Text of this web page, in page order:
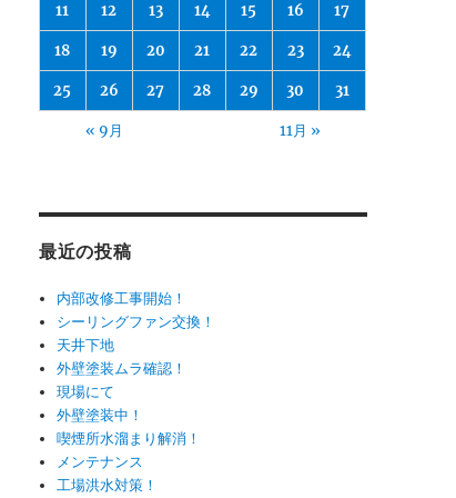
11 12 13 14 15 16 17
18 19 20 21 22 23 24
25 26 27 28 29 30 31
« 9月 11月 »
最近の投稿
内部改修工事開始！
シーリングファン交換！
天井下地
外壁塗装ムラ確認！
現場にて
外壁塗装中！
喫煙所水溜まり解消！
メンテナンス
工場洪水対策！